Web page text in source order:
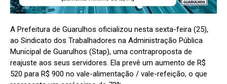
A Prefeitura de Guarulhos oficializou nesta sexta-feira (25),
ao Sindicato dos Trabalhadores na Administração Pública
Municipal de Guarulhos (Stap), uma contraproposta de
reajuste aos seus servidores. Ela prevê um aumento de R$
520 para R$ 900 no vale-alimentação / vale-refeição, o que